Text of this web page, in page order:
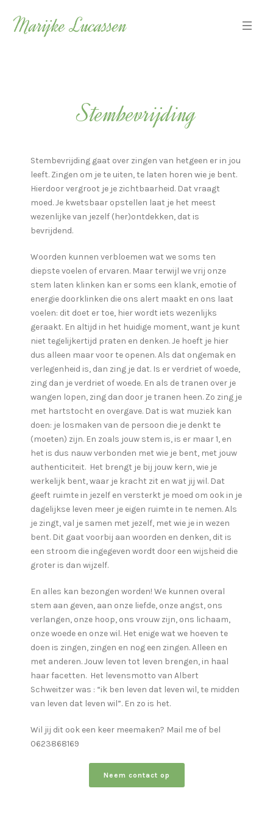
Stembevrijding
Stembevrijding gaat over zingen van hetgeen er in jou
leeft. Zingen om je te uiten, te laten horen wie je bent.
Hierdoor vergroot je je zichtbaarheid. Dat vraagt
moed. Je kwetsbaar opstellen laat je het meest
wezenlijke van jezelf (her)ontdekken, dat is
bevrijdend.
Woorden kunnen verbloemen wat we soms ten
diepste voelen of ervaren. Maar terwijl we vrij onze
stem laten klinken kan er soms een klank, emotie of
energie doorklinken die ons alert maakt en ons laat
voelen: dit doet er toe, hier wordt iets wezenlijks
geraakt. En altijd in het huidige moment, want je kunt
niet tegelijkertijd praten en denken. Je hoeft je hier
dus alleen maar voor te openen. Als dat ongemak en
verlegenheid is, dan zing je dat. Is er verdriet of woede,
zing dan je verdriet of woede. En als de tranen over je
wangen lopen, zing dan door je tranen heen. Zo zing je
met hartstocht en overgave. Dat is wat muziek kan
doen: je losmaken van de persoon die je denkt te
(moeten) zijn. En zoals jouw stem is, is er maar 1, en
het is dus nauw verbonden met wie je bent, met jouw
authenticiteit. Het brengt je bij jouw kern, wie je
werkelijk bent, waar je kracht zit en wat jij wil. Dat
geeft ruimte in jezelf en versterkt je moed om ook in je
dagelijkse leven meer je eigen ruimte in te nemen. Als
je zingt, val je samen met jezelf, met wie je in wezen
bent. Dit gaat voorbij aan woorden en denken, dit is
een stroom die ingegeven wordt door een wijsheid die
groter is dan wijzelf.
En alles kan bezongen worden! We kunnen overal
stem aan geven, aan onze liefde, onze angst, ons
verlangen, onze hoop, ons vrouw zijn, ons lichaam,
onze woede en onze wil. Het enige wat we hoeven te
doen is zingen, zingen en nog een zingen. Alleen en
met anderen. Jouw leven tot leven brengen, in haal
haar facetten. Het levensmotto van Albert
Schweitzer was : “ik ben leven dat leven wil, te midden
van leven dat leven wil”. En zo is het.
Wil jij dit ook een keer meemaken? Mail me of bel
0623868169
Neem contact op